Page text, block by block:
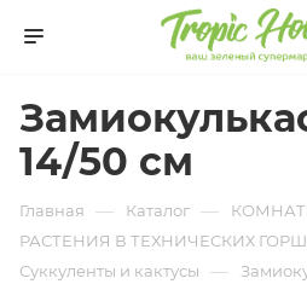
14/50 см
Главная — Каталог —
РАСТЕНИЯ В ТЕХНИЧЕСКИХ
Суккуленты и кактусы —